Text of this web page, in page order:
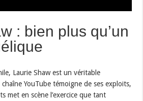
: bien plus qu’un
Laurie Shaw est un véritable
chaîne YouTube témoigne de ses exploits,
met en scène l’exercice que tant